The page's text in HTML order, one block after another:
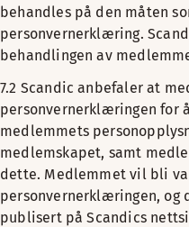
behandles på den måten
personvernerklæring.
behandlingen av
7.2 Scandic anbefaler at
personvernerklæringen for
medlemmets
medlemskapet, samt
dette. Medlemmet vil bli
personvernerklæringen, og
publisert på Scandics